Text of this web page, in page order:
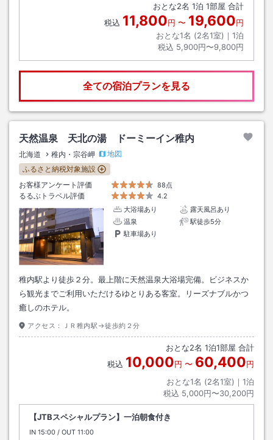
おとな2名 1泊 1部屋 合計
税込 11,800円 〜 19,600円
おとな1名 (2名1室)｜ 1泊
税込 5,900円〜9,800円
全ての宿泊プランを見る
天然温泉 天北の湯 ドーミーイン稚内
北海道 稚内・宗谷岬
地図
ふるさと納税対象施設
お客様アンケート評価
88点
るるぶトラベル評価
4.2
大浴場あり
露天風呂あり
温泉
駅徒歩5分
駐車場あり
稚内駅より徒歩２分。最上階に天然温泉大浴場完備。ビジネスか
ら観光までご利用いただけるゆとりある客室。リーズナブルかつ
癒しのホテル。
アクセス： ＪＲ稚内駅→徒歩約２分
おとな2名 1泊1部屋 合計
税込 10,000円 〜 60,400円
おとな1名 (2名1室)｜ 1泊
税込 5,000円〜30,200円
【JTBスペシャルプラン】一泊朝食付き
IN チェックイン
15:00 / OUT チェックアウト
11:00